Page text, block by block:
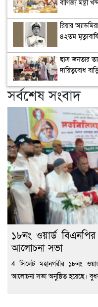
রিয়ার
৪২তম
ছাত্র-জনতার
দায়িত্ববোধ
সর্বশেষ সংবাদ
১৮নং ওয়ার্ড
আলোচনা সভা
4 সিলেট মহানগরীর ১৮নং
আলোচনা সভা অনুষ্ঠিত হয়েছে।